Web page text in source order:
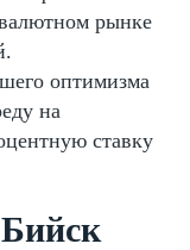
рынке
оптимизма
на
ставку